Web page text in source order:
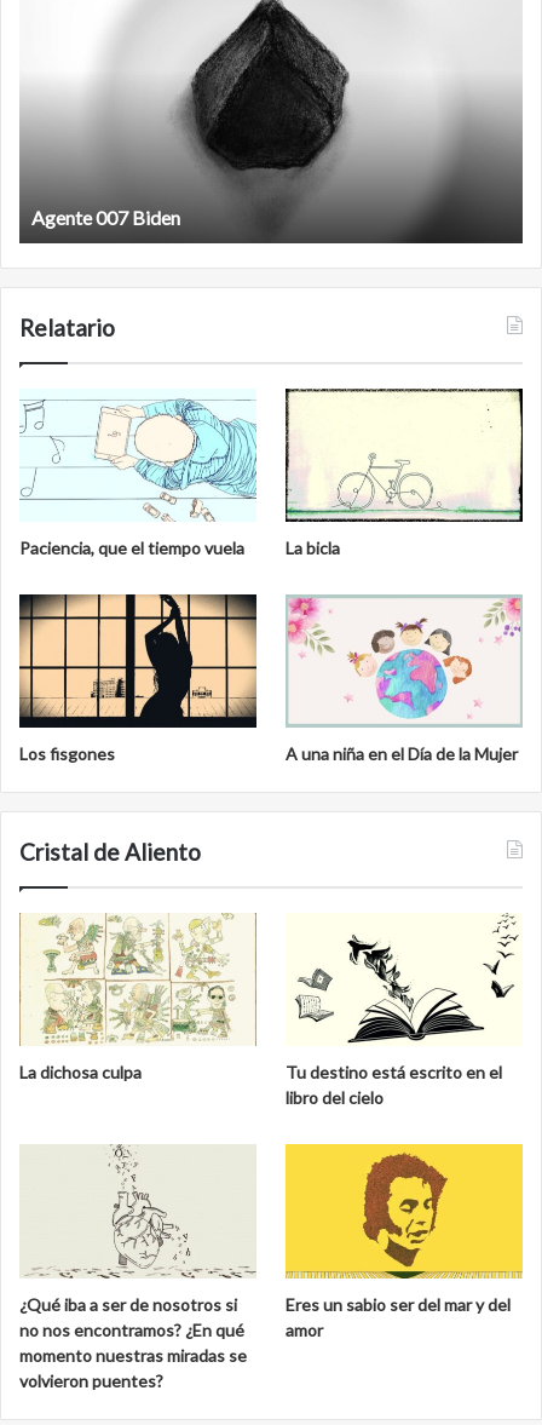
Agente 007 Biden
Relatario
Paciencia, que el tiempo vuela La bicla
Los fisgones A una niña en el Día de la Mujer
Cristal de Aliento
La dichosa culpa
Tu destino está escrito en el
libro del cielo
¿Qué iba a ser de nosotros si
no nos encontramos? ¿En qué
momento nuestras miradas se
volvieron puentes?
Eres un sabio ser del mar y del
amor